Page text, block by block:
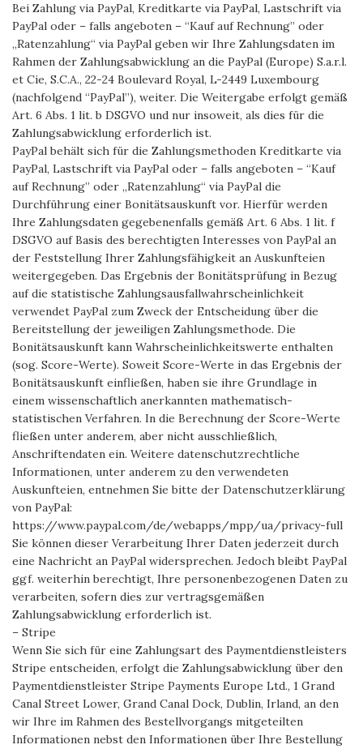
Bei Zahlung via PayPal, Kreditkarte via PayPal, Lastschrift via
PayPal oder – falls angeboten – “Kauf auf Rechnung” oder
„Ratenzahlung“ via PayPal geben wir Ihre Zahlungsdaten im
Rahmen der Zahlungsabwicklung an die PayPal (Europe) S.a.r.l.
et Cie, S.C.A., 22-24 Boulevard Royal, L-2449 Luxembourg
(nachfolgend “PayPal”), weiter. Die Weitergabe erfolgt gemäß
Art. 6 Abs. 1 lit. b DSGVO und nur insoweit, als dies für die
Zahlungsabwicklung erforderlich ist.
PayPal behält sich für die Zahlungsmethoden Kreditkarte via
PayPal, Lastschrift via PayPal oder – falls angeboten – “Kauf
auf Rechnung” oder „Ratenzahlung“ via PayPal die
Durchführung einer Bonitätsauskunft vor. Hierfür werden
Ihre Zahlungsdaten gegebenenfalls gemäß Art. 6 Abs. 1 lit. f
DSGVO auf Basis des berechtigten Interesses von PayPal an
der Feststellung Ihrer Zahlungsfähigkeit an Auskunfteien
weitergegeben. Das Ergebnis der Bonitätsprüfung in Bezug
auf die statistische Zahlungsausfallwahrscheinlichkeit
verwendet PayPal zum Zweck der Entscheidung über die
Bereitstellung der jeweiligen Zahlungsmethode. Die
Bonitätsauskunft kann Wahrscheinlichkeitswerte enthalten
(sog. Score-Werte). Soweit Score-Werte in das Ergebnis der
Bonitätsauskunft einfließen, haben sie ihre Grundlage in
einem wissenschaftlich anerkannten mathematisch-
statistischen Verfahren. In die Berechnung der Score-Werte
fließen unter anderem, aber nicht ausschließlich,
Anschriftendaten ein. Weitere datenschutzrechtliche
Informationen, unter anderem zu den verwendeten
Auskunfteien, entnehmen Sie bitte der Datenschutzerklärung
von PayPal:
https://www.paypal.com/de/webapps/mpp/ua/privacy-full
Sie können dieser Verarbeitung Ihrer Daten jederzeit durch
eine Nachricht an PayPal widersprechen. Jedoch bleibt PayPal
ggf. weiterhin berechtigt, Ihre personenbezogenen Daten zu
verarbeiten, sofern dies zur vertragsgemäßen
Zahlungsabwicklung erforderlich ist.
– Stripe
Wenn Sie sich für eine Zahlungsart des Paymentdienstleisters
Stripe entscheiden, erfolgt die Zahlungsabwicklung über den
Paymentdienstleister Stripe Payments Europe Ltd., 1 Grand
Canal Street Lower, Grand Canal Dock, Dublin, Irland, an den
wir Ihre im Rahmen des Bestellvorgangs mitgeteilten
Informationen nebst den Informationen über Ihre Bestellung